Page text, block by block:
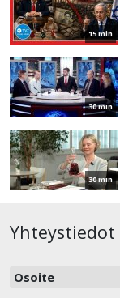
15 min
30 min
30 min
Yhteystiedot
Osoite